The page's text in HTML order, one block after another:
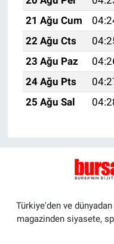
21 Ağu Cum
22 Ağu Cts
23 Ağu Paz
24 Ağu Pts
25 Ağu Sal
Türkiye'den ve
magazinden siyasete,